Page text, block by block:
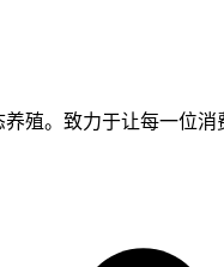
殖。致力于让每一位消